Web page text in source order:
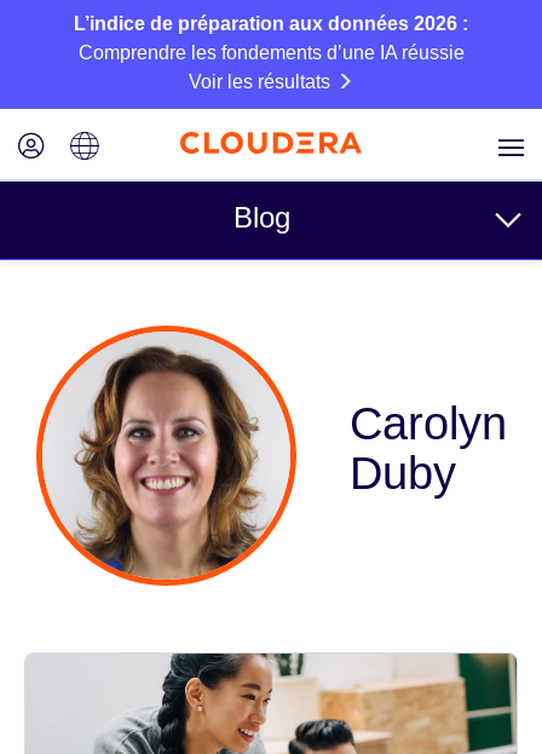
L’indice de préparation aux données 2026 :
Comprendre les fondements d’une IA réussie
Voir les résultats
Blog
Business
Technique
Partenaires
Culture
Industrie manufacturière
Carolyn
Duby